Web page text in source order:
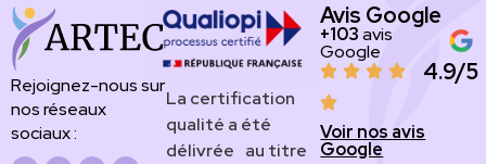
Rejoignez-nous sur
nos réseaux
sociaux :
​​​La certification
qualité a été
délivrée au titre
Avis Google
+103avis
Google
4.9/5
Voir nos avis
Google